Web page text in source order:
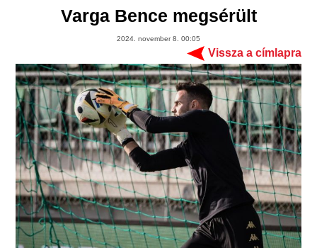
Varga Bence megsérült
2024. november 8. 00:05
Vissza a címlapra